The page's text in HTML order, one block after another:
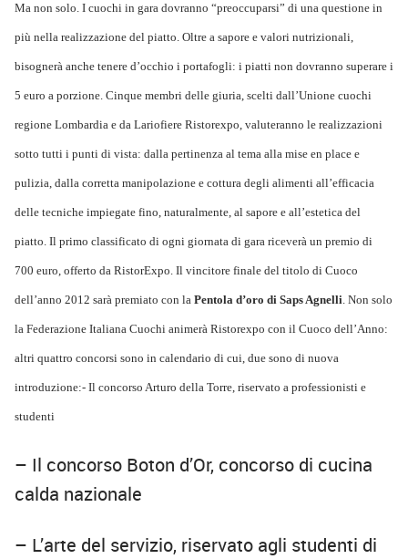
Ma non solo. I cuochi in gara dovranno “preoccuparsi” di una questione in
più nella realizzazione del piatto. Oltre a sapore e valori nutrizionali,
bisognerà anche tenere d’occhio i portafogli: i piatti non dovranno superare i
5 euro a porzione. Cinque membri delle giuria, scelti dall’Unione cuochi
regione Lombardia e da Lariofiere Ristorexpo, valuteranno le realizzazioni
sotto tutti i punti di vista: dalla pertinenza al tema alla mise en place e
pulizia, dalla corretta manipolazione e cottura degli alimenti all’efficacia
delle tecniche impiegate fino, naturalmente, al sapore e all’estetica del
piatto. Il primo classificato di ogni giornata di gara riceverà un premio di
700 euro, offerto da RistorExpo. Il vincitore finale del titolo di Cuoco
dell’anno 2012 sarà premiato con la Pentola d’oro di Saps Agnelli. Non solo
la Federazione Italiana Cuochi animerà Ristorexpo con il Cuoco dell’Anno:
altri quattro concorsi sono in calendario di cui, due sono di nuova
introduzione:- Il concorso Arturo della Torre, riservato a professionisti e
studenti
– Il concorso Boton d’Or, concorso di cucina
calda nazionale
– L’arte del servizio, riservato agli studenti di